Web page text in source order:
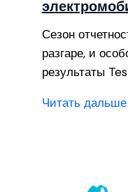
Сезон
разгаре, и
результаты
Читать дальше